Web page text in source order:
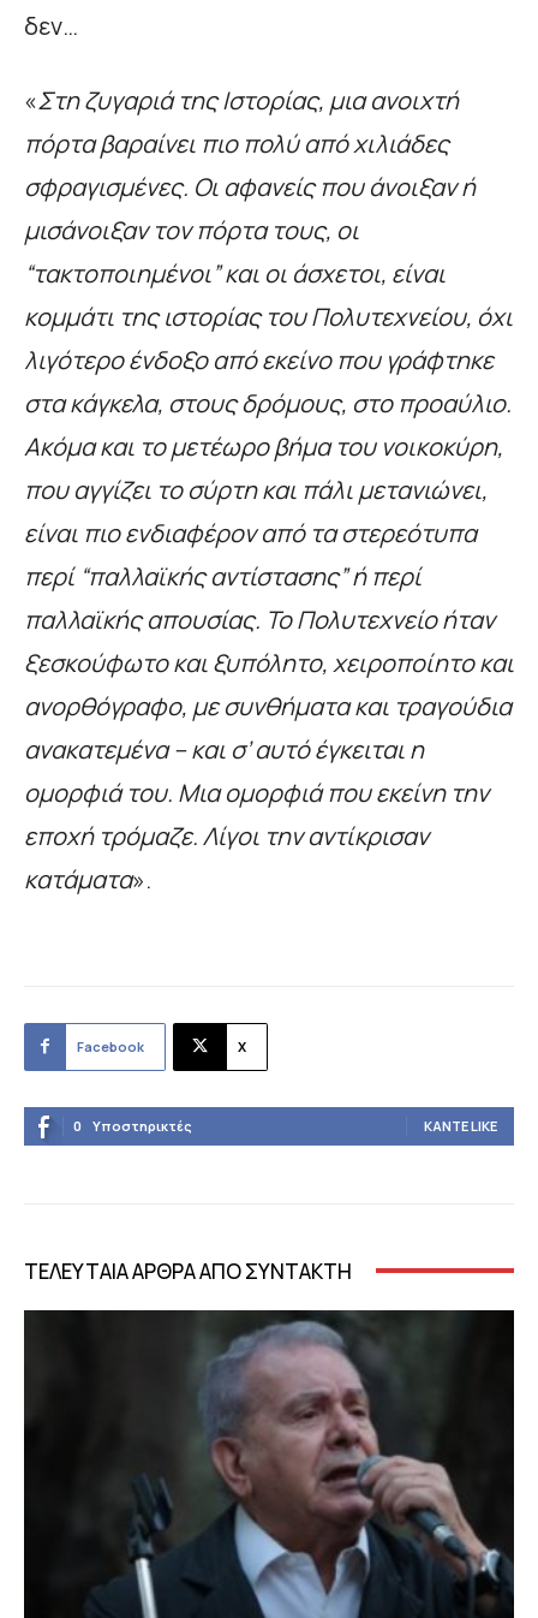
δεν…
«Στη ζυγαριά της Ιστορίας, μια ανοιχτή
πόρτα βαραίνει πιο πολύ από χιλιάδες
σφραγισμένες. Οι αφανείς που άνοιξαν ή
μισάνοιξαν τον πόρτα τους, οι
“τακτοποιημένοι” και οι άσχετοι, είναι
κομμάτι της ιστορίας του Πολυτεχνείου, όχι
λιγότερο ένδοξο από εκείνο που γράφτηκε
στα κάγκελα, στους δρόμους, στο προαύλιο.
Ακόμα και το μετέωρο βήμα του νοικοκύρη,
που αγγίζει το σύρτη και πάλι μετανιώνει,
είναι πιο ενδιαφέρον από τα στερεότυπα
περί “παλλαϊκής αντίστασης” ή περί
παλλαϊκής απουσίας. Το Πολυτεχνείο ήταν
ξεσκούφωτο και ξυπόλητο, χειροποίητο και
ανορθόγραφο, με συνθήματα και τραγούδια
ανακατεμένα – και σ’ αυτό έγκειται η
ομορφιά του. Μια ομορφιά που εκείνη την
εποχή τρόμαζε. Λίγοι την αντίκρισαν
κατάματα».
Facebook X
0 Υποστηρικτές ΚΆΝΤΕ LIKE
ΤΕΛΕΥΤΑΙΑ ΑΡΘΡΑ ΑΠΟ ΣΥΝΤΑΚΤΗ